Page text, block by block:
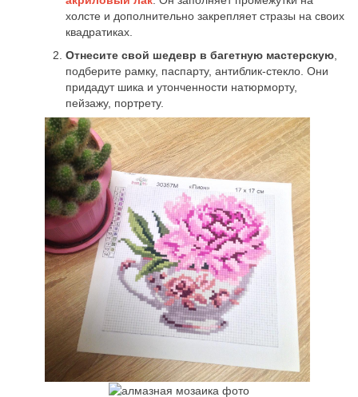
холсте и дополнительно закрепляет стразы на своих
квадратиках.
Отнесите свой шедевр в багетную мастерскую
подберите рамку, паспарту, антиблик-стекло. Они
придадут шика и утонченности натюрморту,
пейзажу, портрету.